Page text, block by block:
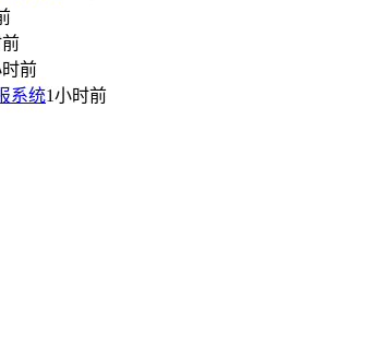
时前
系统1小时前